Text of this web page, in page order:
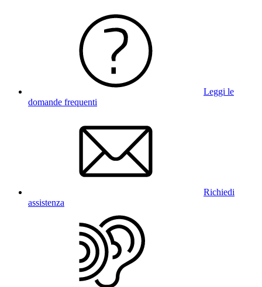
Leggi le
domande frequenti
Richiedi
assistenza